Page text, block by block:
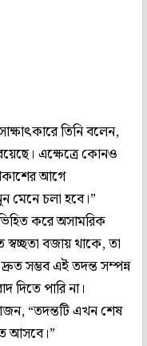
তিনি বলেন,
রয়েছে। এক্ষেত্রে কোনও
আগে
মেনে চলা হবে।”
করে অসামরিক
স্বচ্ছতা বজায় থাকে, তা
সম্ভব এই তদন্ত সম্পন্ন
দিতে পারি না।
“তদন্তটি এখন শেষ
আসবে।”